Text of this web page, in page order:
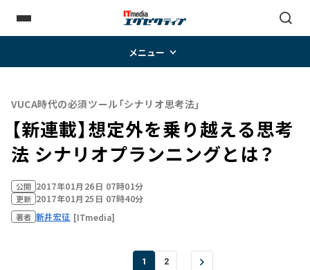
メニュー
VUCA時代の必須ツール「シナリオ思考法」
【新連載】想定外を乗り越える思考
法 シナリオプランニングとは？
公開 2017年01月26日 07時01分
更新 2017年01月25日 07時40分
著者 新井宏征 [ITmedia]
1 2